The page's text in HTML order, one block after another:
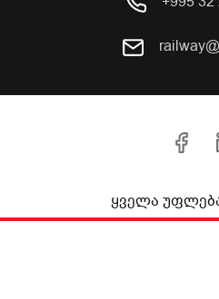
ყველა